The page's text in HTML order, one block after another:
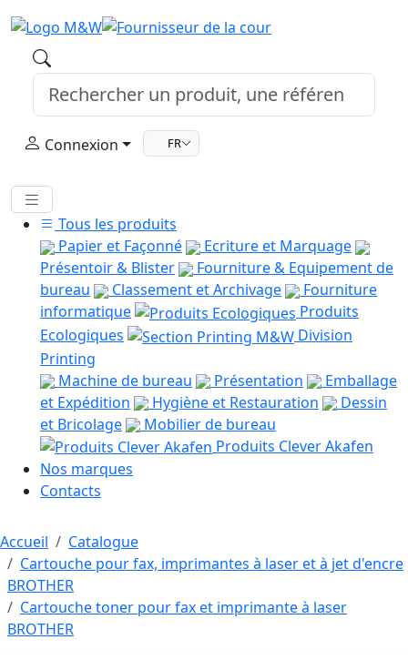
Connexion FR
Tous les produits
Papier et Façonné
Ecriture et Marquage
Présentoir & Blister
Fourniture & Equipement de
bureau
Classement et Archivage
Fourniture
informatique
Produits
Ecologiques
Division
Printing
Machine de bureau
Présentation
Emballage
et Expédition
Hygiène et Restauration
Dessin
et Bricolage
Mobilier de bureau
Produits Clever Akafen
Nos marques
Contacts
Accueil
Catalogue
Cartouche pour fax, imprimantes à laser et à jet d'encre
BROTHER
Cartouche toner pour fax et imprimante à laser
BROTHER